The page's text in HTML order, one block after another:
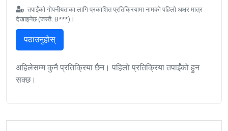
तपाईंको गोपनीयताका लागि प्रकाशित प्रतिक्रियामा नामको पहिलो अक्षर मात्र
देखाइनेछ (जस्तै: B***)।
पठाउनुहोस्
अहिलेसम्म कुनै प्रतिक्रिया छैन। पहिलो प्रतिक्रिया तपाईंको हुन
सक्छ।